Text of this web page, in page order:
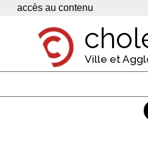
Panneau de gestion des cookies
accès au contenu
Ville et